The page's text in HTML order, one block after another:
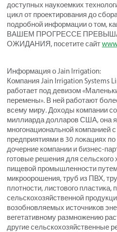
доступных наукоемких
цикл от проектирования до
подробной информации о том,
ВАШЕМ ПРОГРЕССЕ
ОЖИДАНИЯ, посетите сайт
Информация о Jain Irrigation:
Компания Jain Irrigation Systems
работает под девизом
перемены». В ней работают
всему миру. Доходы компании
миллиарда долларов США, она
многонациональной компанией
предприятиями в 30 локациях по
дочерние компании и бизнес-
готовые решения для
пищевой промышленности
микроорошения, труб из ПВХ,
плотности, листового пластика,
сельскохозяйственной
возобновляемых источников
вегетативному размножению
другие сельскохозяйственные